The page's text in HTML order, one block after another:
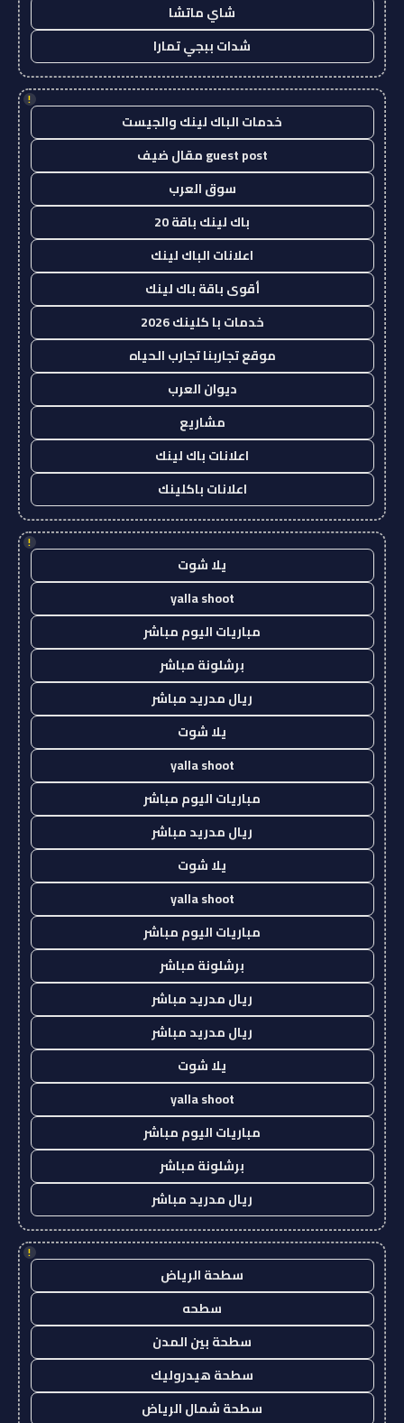
شاي ماتشا
شدات ببجي تمارا
!
خدمات الباك لينك والجيست
guest post مقال ضيف
سوق العرب
باك لينك باقة 20
اعلانات الباك لينك
أقوى باقة باك لينك
خدمات با كلينك 2026
موقع تجاربنا تجارب الحياه
ديوان العرب
مشاريع
اعلانات باك لينك
اعلانات باكلينك
!
يلا شوت
yalla shoot
مباريات اليوم مباشر
برشلونة مباشر
ريال مدريد مباشر
يلا شوت
yalla shoot
مباريات اليوم مباشر
ريال مدريد مباشر
يلا شوت
yalla shoot
مباريات اليوم مباشر
برشلونة مباشر
ريال مدريد مباشر
ريال مدريد مباشر
يلا شوت
yalla shoot
مباريات اليوم مباشر
برشلونة مباشر
ريال مدريد مباشر
!
سطحة الرياض
سطحه
سطحة بين المدن
سطحة هيدروليك
سطحة شمال الرياض